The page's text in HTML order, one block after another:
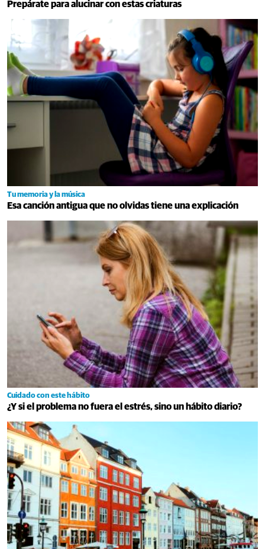
Prepárate para alucinar con estas criaturas
Tu memoria y la música
Esa canción antigua que no olvidas tiene una explicación
Cuidado con este hábito
¿Y si el problema no fuera el estrés, sino un hábito diario?